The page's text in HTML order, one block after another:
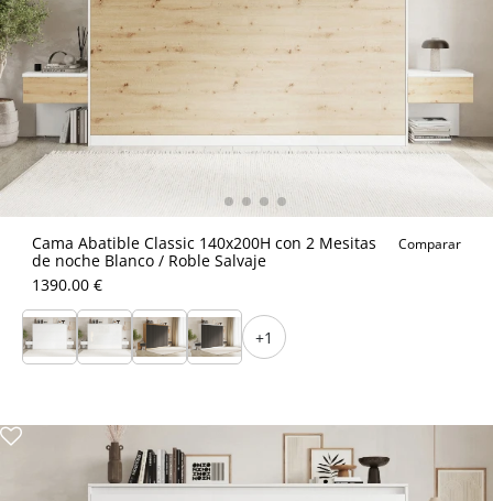
Cama Abatible Classic 140x200H con 2 Mesitas
de noche Blanco / Roble Salvaje
Comparar
1390.00 €
+1